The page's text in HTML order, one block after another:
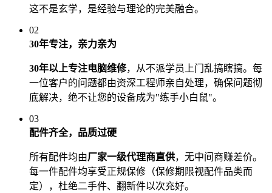
这不是玄学，是经验与理论的完美融合。
02
30年专注，亲力亲为
30年以上专注电脑维修，从不派学员上门乱搞瞎搞。每
一位客户的问题都由资深工程师亲自处理，确保问题彻
底解决，绝不让您的设备成为"练手小白鼠"。
03
配件齐全，品质过硬
所有配件均由厂家一级代理商直供，无中间商赚差价。
每一件配件均享受正规保修（保修期限视配件品类而
定），杜绝二手件、翻新件以次充好。